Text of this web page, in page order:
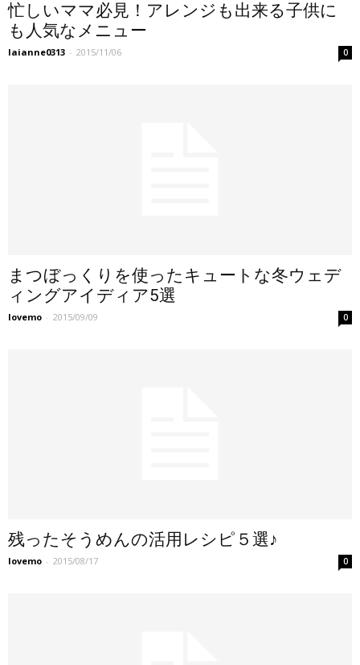
忙しいママ必見！アレンジも出来る子供に
も人気なメニュー
laianne0313 - 2015/11/06 0
まつぼっくりを使ったキュートな冬ウェデ
ィングアイディア5選
lovemo - 2015/09/09 0
残ったそうめんの活用レシピ５選♪
lovemo - 2015/08/17 0